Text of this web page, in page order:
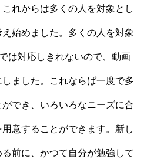
れからは多くの人を対象とし
始めました。多くの人を対象
は対応しきれないので、動画
ました。これならば一度で多
でき、いろいろなニーズに合
意することができます。新し
前に、かつて自分が勉強して